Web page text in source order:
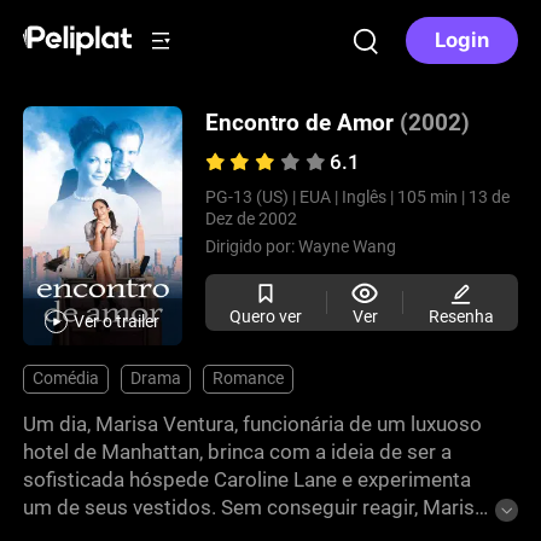
Login
Ver o trailer
Encontro de Amor (2002)
6.1
PG-13 (US) | EUA | Inglês | 105 min | 13 de
Dez de 2002
Dirigido por:Wayne Wang
Quero ver Ver Resenha
Comédia Drama Romance
Um dia, Marisa Ventura, funcionária de um luxuoso
hotel de Manhattan, brinca com a ideia de ser a
sofisticada hóspede Caroline Lane e experimenta
um de seus vestidos. Sem conseguir reagir, Marisa